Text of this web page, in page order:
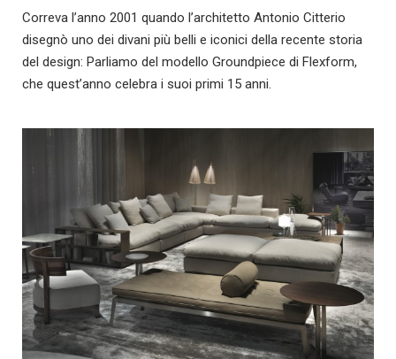
Correva l’anno 2001 quando l’architetto Antonio Citterio
disegnò uno dei divani più belli e iconici della recente storia
del design: Parliamo del modello Groundpiece di Flexform,
che quest’anno celebra i suoi primi 15 anni.